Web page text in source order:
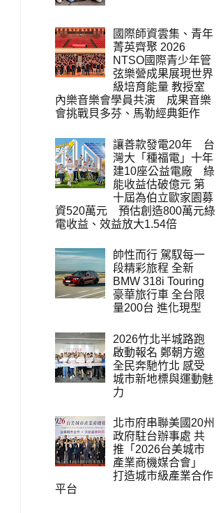
國際師資雲集、青年
菁英齊聚 2026
NTSO國際青少年管
弦樂營成果展現世界
級培育能量 教授室
內樂音樂會學員共演 成果音樂
會挑戰貝多芬、馬勒經典鉅作
讓善款發電20年 台
灣大「種福電」十年
建10座公益電廠 綠
能收益估破億元 第
十屆為伯立歐家園募
資520萬元 預估創造800萬元綠
電收益、效益放大1.54倍
帥性而行 駕馭每一
段精彩旅程 全新
BMW 318i Touring
豪華旅行車 全台限
量200台 進化現型
2026竹北半城路跑
啟動報名 鄭朝方邀
全民奔馳竹北 感受
城市新地標與運動魅
力
北市府串聯美國20州
政府駐台辦事處 共
推「2026台美城市
產業商機媒合會」
打造城市級產業合作
平台